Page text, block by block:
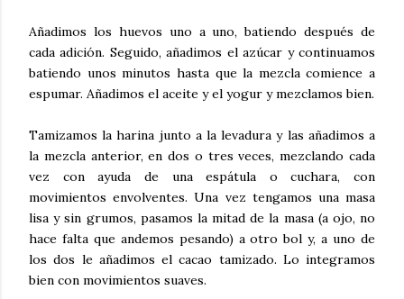
Añadimos los huevos uno a uno, batiendo después de
cada adición. Seguido, añadimos el azúcar y continuamos
batiendo unos minutos hasta que la mezcla comience a
espumar. Añadimos el aceite y el yogur y mezclamos bien.
Tamizamos la harina junto a la levadura y las añadimos a
la mezcla anterior, en dos o tres veces, mezclando cada
vez con ayuda de una espátula o cuchara, con
movimientos envolventes. Una vez tengamos una masa
lisa y sin grumos, pasamos la mitad de la masa (a ojo, no
hace falta que andemos pesando) a otro bol y, a uno de
los dos le añadimos el cacao tamizado. Lo integramos
bien con movimientos suaves.